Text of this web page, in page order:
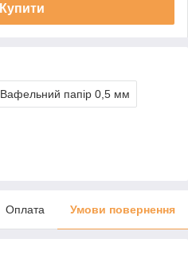
Купити
Вафельний папір 0,5 мм
Оплата Умови повернення